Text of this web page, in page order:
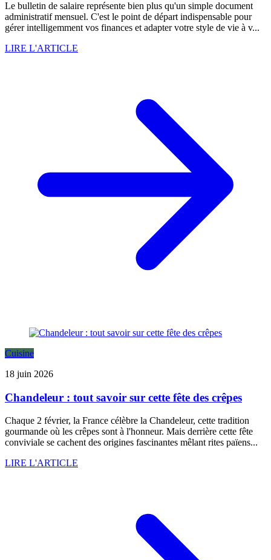
Le bulletin de salaire représente bien plus qu'un simple document
administratif mensuel. C'est le point de départ indispensable pour
gérer intelligemment vos finances et adapter votre style de vie à v...
LIRE L'ARTICLE
Cuisine
18 juin 2026
Chandeleur : tout savoir sur cette fête des crêpes
Chaque 2 février, la France célèbre la Chandeleur, cette tradition
gourmande où les crêpes sont à l'honneur. Mais derrière cette fête
conviviale se cachent des origines fascinantes mêlant rites païens...
LIRE L'ARTICLE